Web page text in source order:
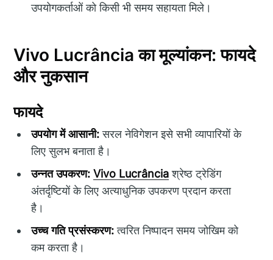
उपयोगकर्ताओं को किसी भी समय सहायता मिले।
Vivo Lucrância का मूल्यांकन: फायदे
और नुकसान
फायदे
उपयोग में आसानी:सरल नेविगेशन इसे सभी व्यापारियों के
लिए सुलभ बनाता है।
उन्नत उपकरण: Vivo Lucrânciaश्रेष्ठ ट्रेडिंग
अंतर्दृष्टियों के लिए अत्याधुनिक उपकरण प्रदान करता
है।
उच्च गति प्रसंस्करण:त्वरित निष्पादन समय जोखिम को
कम करता है।